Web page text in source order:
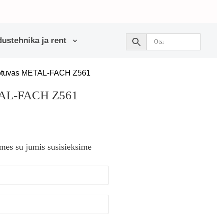
ja rent
METAL-FACH Z561
FACH Z561
su jumis susisieksime